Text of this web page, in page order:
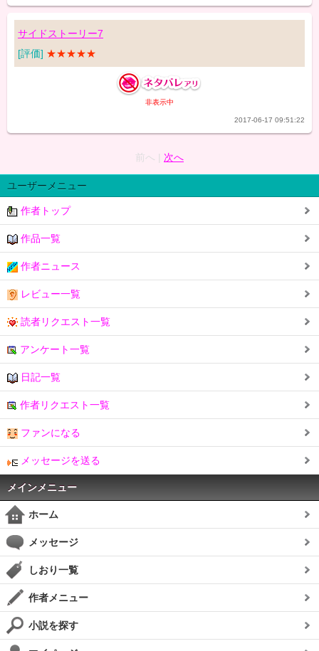
サイドストーリー7
[評価] ★★★★★
非表示中
2017-06-17 09:51:22
前へ | 次へ
ユーザーメニュー
作者トップ
作品一覧
作者ニュース
レビュー一覧
読者リクエスト一覧
アンケート一覧
日記一覧
作者リクエスト一覧
ファンになる
メッセージを送る
メインメニュー
ホーム
メッセージ
しおり一覧
作者メニュー
小説を探す